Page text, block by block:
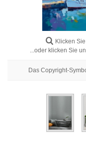
Klicken
...oder klicken Sie
Das Copyright-